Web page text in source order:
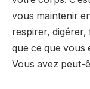
vous maintenir
respirer, digérer,
que ce que
Vous avez peut-